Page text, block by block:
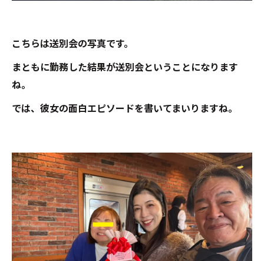
こちらは送別会の写真です。
まともに勤務した結果が送別会ということになります
ね。
では、彼女の面白エピソードを書いてまいりますね。